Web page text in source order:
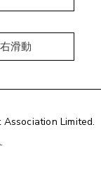
滑動
Limited.
.